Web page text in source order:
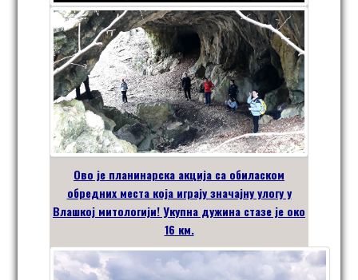
Ово је планинарска акција са обиласком
обредних места која играју значајну улогу у
Влашкој митологији! Укупна дужина стазе је око
16 км.